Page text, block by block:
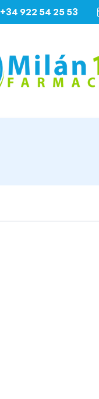
+34 922 54 25 53